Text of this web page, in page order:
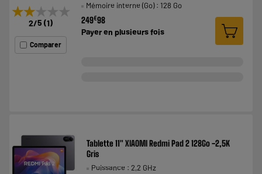
★★★★★
★★★★★
2/5 (1)
Comparer
Mémoire interne (Go) : 128 Go
249€98
Payer en plusieurs fois
Tablette 11" XIAOMI Redmi Pad 2 128Go -2,5K
Gris
Puissance : 2,2 GHz